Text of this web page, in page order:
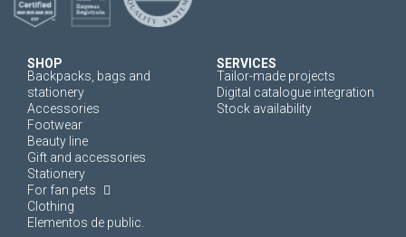
SHOP
Backpacks, bags and
stationery
Accessories
Footwear
Beauty line
Gift and accessories
Stationery
For fan pets
Clothing
Elementos de public.
SERVICES
Tailor-made projects
Digital catalogue integration
Stock availability